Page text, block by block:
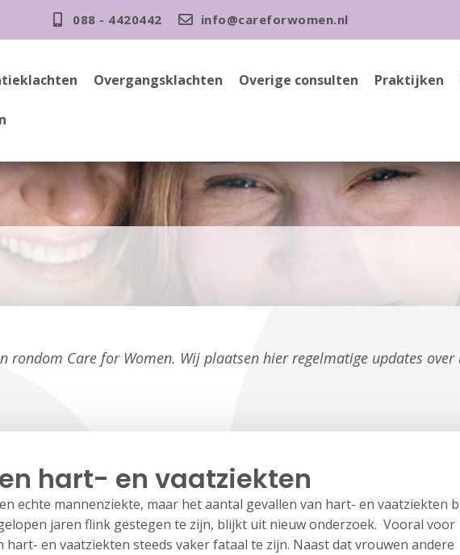
088 - 4420442 info@careforwomen.nl
Overgangsklachten Overige consulten Praktijken
rondom Care for Women. Wij plaatsen hier regelmatige updates over
hart- en vaatziekten
echte mannenziekte, maar het aantal gevallen van hart- en vaatziekten
jaren flink gestegen te zijn, blijkt uit nieuw onderzoek. Vooral voor
en vaatziekten steeds vaker fataal te zijn. Naast dat vrouwen andere